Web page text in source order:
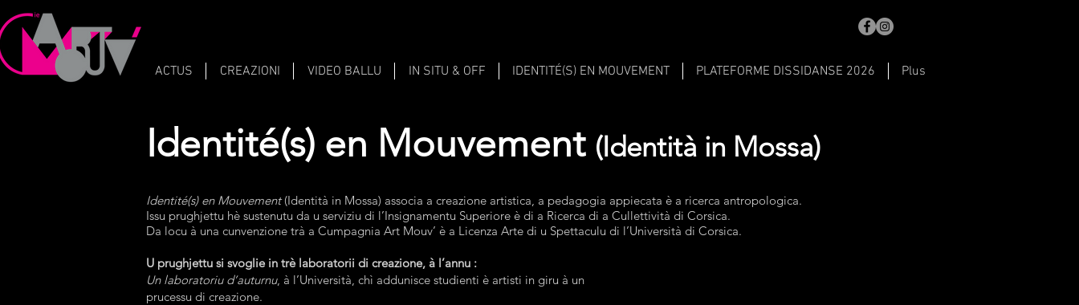
Identité(s) en Mouvement (Identità in Mossa)
Identité(s) en Mouvement(Identità in Mossa) associa a creazione artistica, a pedagogia appiecata è a ricerca antropologica.
Issu prughjettu hè sustenutu da u serviziu di l’Insignamentu Superiore è di a Ricerca di a Cullettività di Corsica.
Da locu à una cunvenzione trà a Cumpagnia Art Mouv’ è a Licenza Arte di u Spettaculu di l’Università di Corsica.
U prughjettu si svoglie in trè laboratorii di creazione, à l’annu :
Un laboratoriu d’auturnu, à l’Università, chì addunisce studienti è artisti in giru à un
prucessu di creazione.
ACTUS CREAZIONI VIDEO BALLU IN SITU & OFF IDENTITÉ(S) EN MOUVEMENT PLATEFORME DISSIDANSE 2026 Plus